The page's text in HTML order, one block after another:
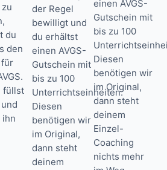
du
den
füllst
ihn
der Regel
bewilligt und
du erhältst
einen AVGS-
Gutschein mit
bis zu 100
Unterrichtseinheiten.
Diesen
benötigen wir
im Original,
dann steht
deinem
einen AVGS-
Gutschein mit
bis zu 100
Diesen
benötigen wir
im Original,
dann steht
deinem
Einzel-
Coaching
nichts mehr